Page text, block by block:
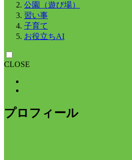
公園（遊び場）
習い事
子育て
お役立ちAI
CLOSE
プロフィール